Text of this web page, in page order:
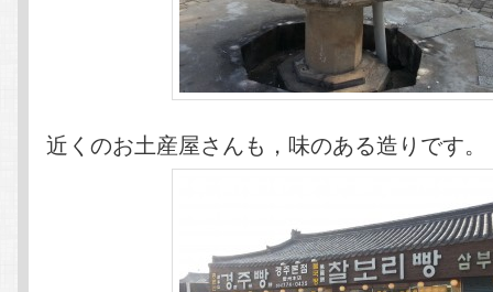
近くのお土産屋さんも，味のある造りです。